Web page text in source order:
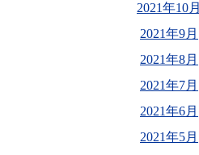
2021年10月
2021年9月
2021年8月
2021年7月
2021年6月
2021年5月